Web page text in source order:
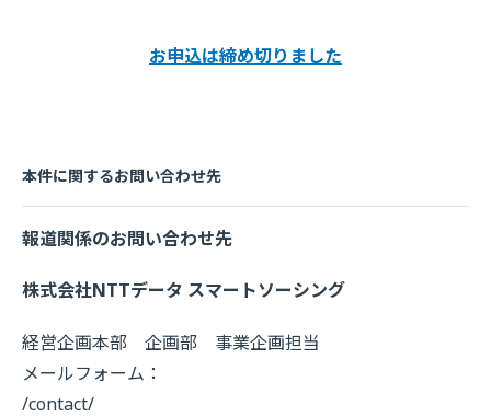
お申込は締め切りました
本件に関するお問い合わせ先
報道関係のお問い合わせ先
株式会社NTTデータ スマートソーシング
経営企画本部 企画部 事業企画担当
メールフォーム：
/contact/